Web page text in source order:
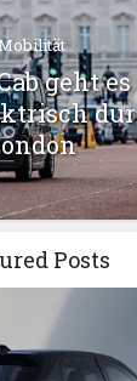
Mobilität
geht
Posts